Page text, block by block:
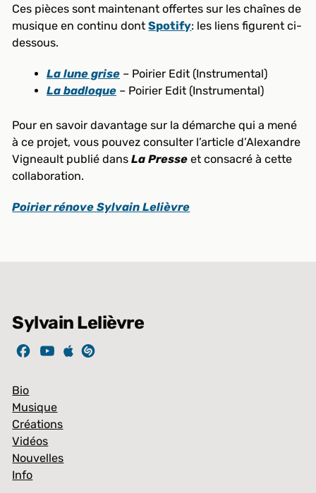
Ces pièces sont maintenant offertes sur les chaînes de
musique en continu dontSpotify: les liens figurent ci-
dessous.
La lune grise – Poirier Edit (Instrumental)
La badloque – Poirier Edit (Instrumental)
Pour en savoir davantage sur la démarche qui a mené
à ce projet, vous pouvez consulter l’article d’Alexandre
Vigneault publié dansLa Presse et consacré à cette
collaboration.
Poirier rénove Sylvain Lelièvre
Sylvain Lelièvre
Bio
Musique
Créations
Vidéos
Nouvelles
Info